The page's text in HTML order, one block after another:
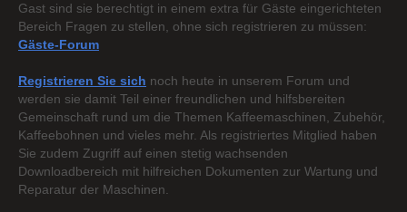
Gast sind sie berechtigt in einem extra für Gäste eingerichteten
Bereich Fragen zu stellen, ohne sich registrieren zu müssen:
Gäste-Forum
Registrieren Sie sich noch heute in unserem Forum und
werden sie damit Teil einer freundlichen und hilfsbereiten
Gemeinschaft rund um die Themen Kaffeemaschinen, Zubehör,
Kaffeebohnen und vieles mehr. Als registriertes Mitglied haben
Sie zudem Zugriff auf einen stetig wachsenden
Downloadbereich mit hilfreichen Dokumenten zur Wartung und
Reparatur der Maschinen.